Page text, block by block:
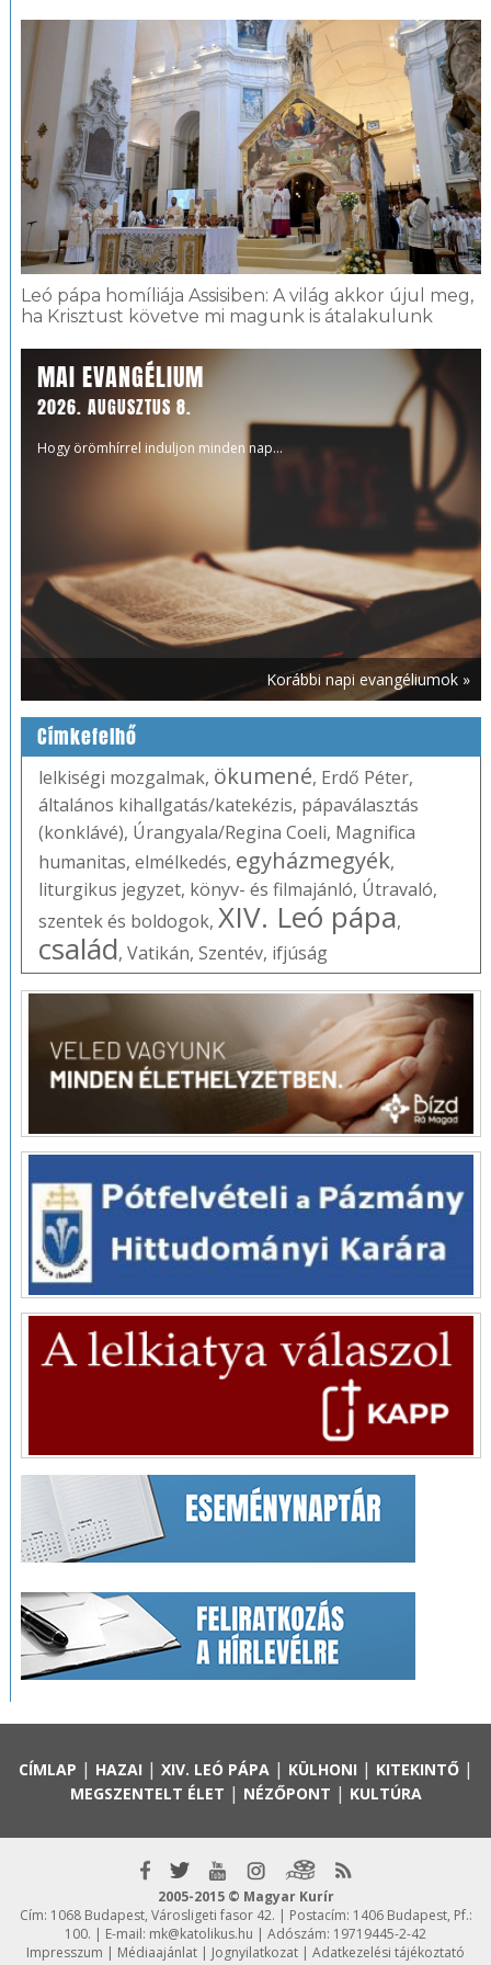
Leó pápa homíliája Assisiben: A világ akkor újul meg,
ha Krisztust követve mi magunk is átalakulunk
MAI EVANGÉLIUM
2026. AUGUSZTUS 8.
Hogy örömhírrel induljon minden nap...
Korábbi napi evangéliumok »
Címkefelhő
lelkiségi mozgalmak, ökumené, Erdő Péter,
általános kihallgatás/katekézis, pápaválasztás
(konklávé), Úrangyala/Regina Coeli, Magnifica
humanitas, elmélkedés, egyházmegyék,
liturgikus jegyzet, könyv- és filmajánló, Útravaló,
szentek és boldogok, XIV. Leó pápa,
család, Vatikán, Szentév, ifjúság
CÍMLAP | HAZAI | XIV. LEÓ PÁPA| KÜLHONI | KITEKINTŐ|
MEGSZENTELT ÉLET | NÉZŐPONT | KULTÚRA
2005-2015 © Magyar Kurír
Cím: 1068 Budapest, Városligeti fasor 42. | Postacím: 1406 Budapest, Pf.:
100. | E-mail: mk@katolikus.hu | Adószám: 19719445-2-42
Impresszum | Médiaajánlat | Jognyilatkozat | Adatkezelési tájékoztató